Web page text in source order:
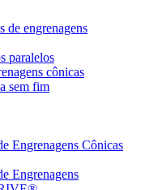
de engrenagens
paralelos
cônicas
sem fim
Engrenagens Cônicas
Engrenagens